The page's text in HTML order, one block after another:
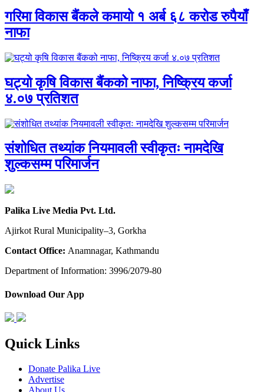
गरिमा विकास बैंकले कमायो १ अर्ब ६८ करोड रुपैयाँ
नाफा
घट्यो कृषि विकास बैंकको नाफा, निष्क्रिय कर्जा
४.०७ प्रतिशत
संशोधित तथ्यांक नियमावली स्वीकृतः नामदेखि
शुल्कसम्म परिमार्जन
Palika Live Media Pvt. Ltd.
Ajirkot Rural Municipality–3, Gorkha
Contact Office: Anamnagar, Kathmandu
Department of Information: 3996/2079-80
Download Our App
Quick Links
Donate Palika Live
Advertise
About Us